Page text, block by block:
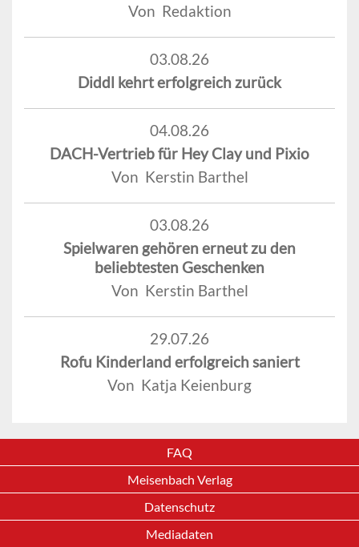
Von Redaktion
03.08.26
Diddl kehrt erfolgreich zurück
04.08.26
DACH-Vertrieb für Hey Clay und Pixio
Von Kerstin Barthel
03.08.26
Spielwaren gehören erneut zu den
beliebtesten Geschenken
Von Kerstin Barthel
29.07.26
Rofu Kinderland erfolgreich saniert
Von Katja Keienburg
FAQ
Meisenbach Verlag
Datenschutz
Mediadaten